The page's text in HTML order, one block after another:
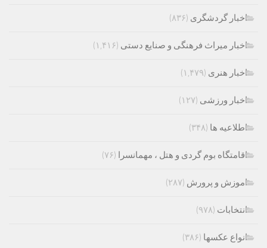
اخبار گردشگری (۸۳۶)
اخبار میراث فرهنگی و صنایع دستی (۱,۴۱۶)
اخبار هنری (۱,۴۷۹)
اخبار ورزشی (۱۲۷)
اطلاعیه ها (۳۴۸)
اقامتگاه بوم گردی و هتل ، مهمانسرا (۷۶)
اموزش و پرورش (۲۸۷)
انتخابات (۹۷۸)
انواع عکسها (۳۸۶)